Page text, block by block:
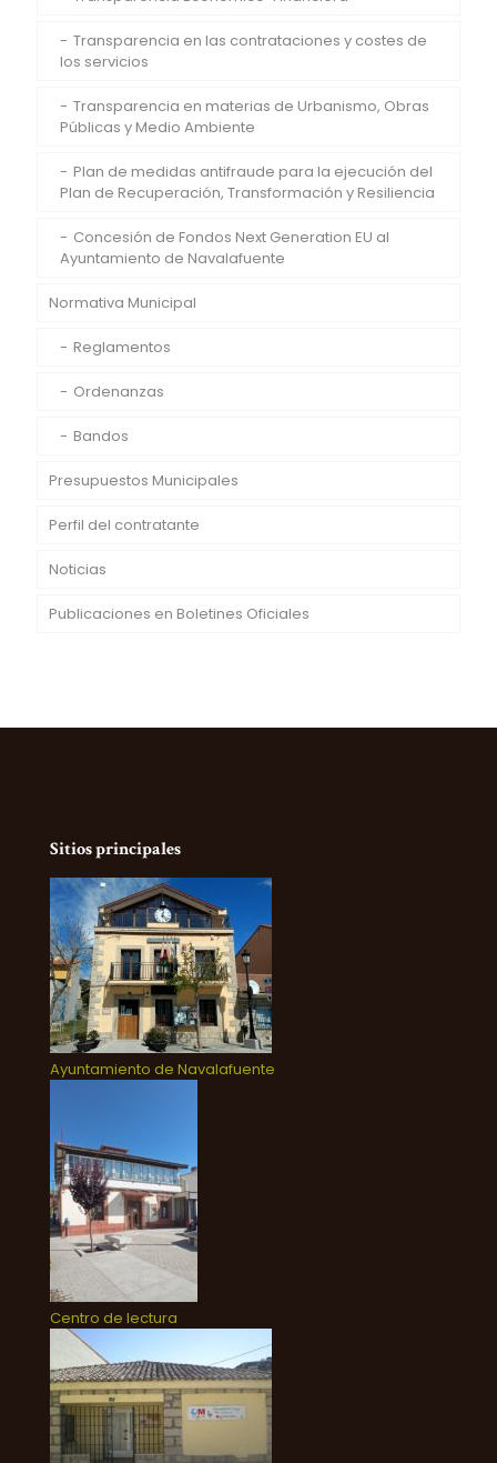
Transparencia en las contrataciones y costes de
los servicios
Transparencia en materias de Urbanismo, Obras
Públicas y Medio Ambiente
Plan de medidas antifraude para la ejecución del
Plan de Recuperación, Transformación y Resiliencia
Concesión de Fondos Next Generation EU al
Ayuntamiento de Navalafuente
Normativa Municipal
Reglamentos
Ordenanzas
Bandos
Presupuestos Municipales
Perfil del contratante
Noticias
Publicaciones en Boletines Oficiales
Sitios principales
Ayuntamiento de Navalafuente
Centro de lectura